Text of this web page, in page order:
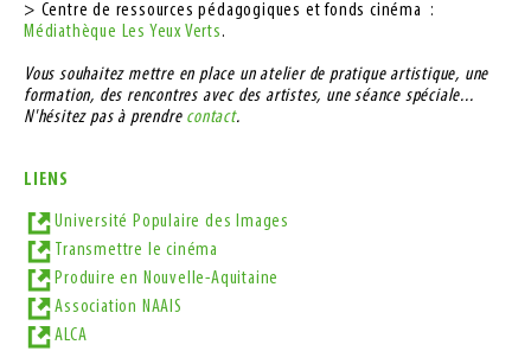
> Centre de ressources pédagogiques et fonds cinéma :
Médiathèque Les Yeux Verts.
Vous souhaitez mettre en place un atelier de pratique artistique, une
formation, des rencontres avec des artistes, une séance spéciale...
N'hésitez pas à prendre contact.
LIENS
Université Populaire des Images
Transmettre le cinéma
Produire en Nouvelle-Aquitaine
Association NAAIS
ALCA